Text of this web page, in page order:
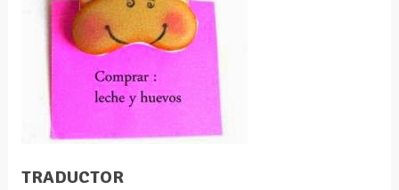
TRADUCTOR